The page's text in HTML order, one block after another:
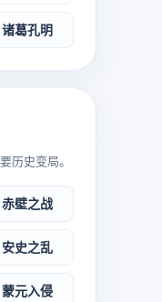
诸葛孔明
历史变局。
赤壁之战
安史之乱
蒙元入侵